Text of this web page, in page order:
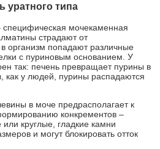
уратного типа
мочекаменная
страдают от
организм попадают различные
с пуриновым основанием. У
так: печень превращает пурины в
как у людей, пурины распадаются
в моче предрасполагает к
конкрементов –
круглые, гладкие камни
и могут блокировать отток